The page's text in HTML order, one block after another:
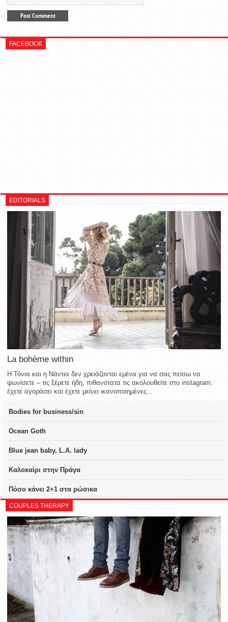
FACEBOOK
EDITORIALS
La bohème within
Η Τόνια και η Νάντια δεν χρειάζονται εμένα για να σας πείσω να
ψωνίσετε – τις ξέρετε ήδη, πιθανότατα τις ακολουθείτε στο instagram,
έχετε αγοράσει και έχετε μείνει ικανοποιημένες...
Bodies for business/sin
Ocean Goth
Blue jean baby, L.A. lady
Καλοκαίρι στην Πράγα
Πόσο κάνει 2+1 στα ρώσικα
COUPLES THERAPY